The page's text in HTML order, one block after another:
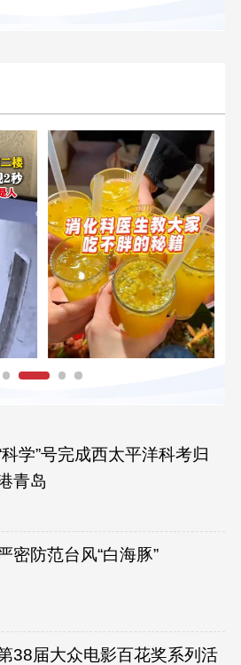
科学”号完成西太平洋科考归
青岛
密防范台风“白海豚”
38届大众电影百花奖系列活